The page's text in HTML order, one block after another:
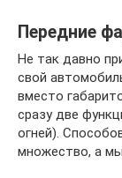
Передние
Не так давно
свой
вместо
сразу две
огней).
множество, а